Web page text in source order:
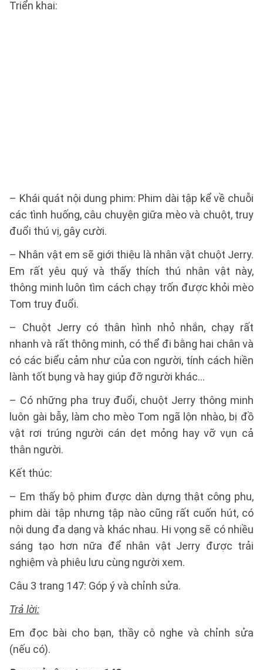
Triển khai:
– Khái quát nội dung phim: Phim dài tập kể về chuỗi
các tình huống, câu chuyện giữa mèo và chuột, truy
đuổi thú vị, gây cười.
– Nhân vật em sẽ giới thiệu là nhân vật chuột Jerry.
Em rất yêu quý và thấy thích thú nhân vật này,
thông minh luôn tìm cách chạy trốn được khỏi mèo
Tom truy đuổi.
– Chuột Jerry có thân hình nhỏ nhắn, chạy rất
nhanh và rất thông minh, có thể đi bằng hai chân và
có các biểu cảm như của con người, tính cách hiền
lành tốt bụng và hay giúp đỡ người khác…
– Có những pha truy đuổi, chuột Jerry thông minh
luôn gài bẫy, làm cho mèo Tom ngã lộn nhào, bị đồ
vật rơi trúng người cán dẹt mỏng hay vỡ vụn cả
thân người.
Kết thúc:
– Em thấy bộ phim được dàn dựng thật công phu,
phim dài tập nhưng tập nào cũng rất cuốn hút, có
nội dung đa dạng và khác nhau. Hi vọng sẽ có nhiều
sáng tạo hơn nữa để nhân vật Jerry được trải
nghiệm và phiêu lưu cùng người xem.
Câu 3 trang 147: Góp ý và chỉnh sửa.
Trả lời:
Em đọc bài cho bạn, thầy cô nghe và chỉnh sửa
(nếu có).